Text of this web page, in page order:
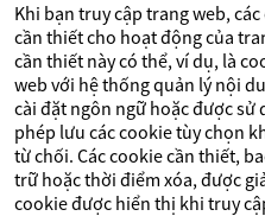
Khi bạn truy cập trang web,
cần thiết cho hoạt động của
cần thiết này có thể, ví dụ, là
web với hệ thống quản lý nội
cài đặt ngôn ngữ hoặc được sử
phép lưu các cookie tùy chọn
từ chối. Các cookie cần thiết,
trữ hoặc thời điểm xóa, được
cookie được hiển thị khi truy